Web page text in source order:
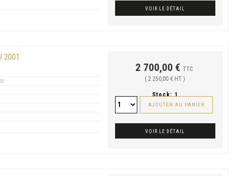
VOIR LE DÉTAIL
2001
2 700,00 € TTC
( 2 250,00 € HT )
Stock: 1
AJOUTER AU PANIER
VOIR LE DÉTAIL